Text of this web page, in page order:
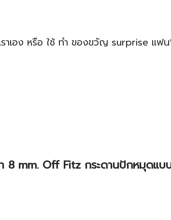
ราเอง หรือ ใช้ ทำ ของขวัญ surprise แฟ
8 mm. Off Fitz กระดานปักหมุดแ